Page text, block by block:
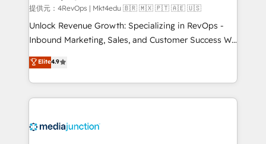
提供元：4RevOps | Mkt4edu 🇧🇷 🇲🇽 🇵🇹 🇦🇪 🇺🇸
Unlock Revenue Growth: Specializing in RevOps -
Inbound Marketing, Sales, and Customer Success We
specialize in driving revenue growth for companies
across industries through tailored marketing, sales,
and customer success strategies, utilizing RevOps
methodologies. As Latin America's largest HubSpot
offer unparalleled insights. Operating in five
Elite4.9